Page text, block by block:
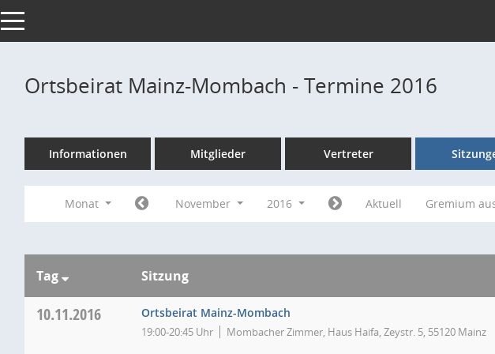
Toggle navigation
Ortsbeirat Mainz-Mombach - Termine 2016
Informationen Mitglieder Vertreter
Monat November 2016 Aktuell Gremium
Tag Sitzung
10.11.2016 Ortsbeirat Mainz-Mombach
19:00-20:45 Uhr Mombacher Zimmer, Haus Haifa, Zeystr. 5, 55120 Mainz